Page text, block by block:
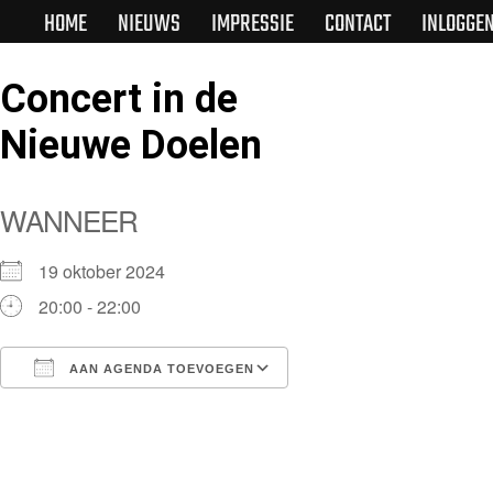
HOME NIEUWS IMPRESSIE CONTACT
Concert in de
Nieuwe Doelen
WANNEER
19 oktober 2024
20:00 - 22:00
AAN AGENDA TOEVOEGEN